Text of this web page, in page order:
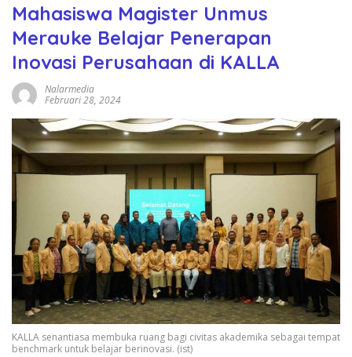
Mahasiswa Magister Unmus
Merauke Belajar Penerapan
Inovasi Perusahaan di KALLA
Nalarmedia
Februari 28, 2024
KALLA senantiasa membuka ruang bagi civitas akademika sebagai tempat
benchmark untuk belajar berinovasi. (ist)